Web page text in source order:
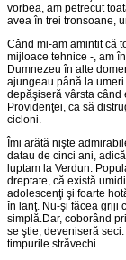
vorbea, am petrecut
avea în trei tronsoane,
Când mi-am amintit că
mijloace tehnice -, am
Dumnezeu în alte
ajungeau până la
depăşiseră vârsta când
Providenţei, ca să
cicloni.
Îmi arătă nişte
datau de cinci ani,
luptam la Verdun.
dreptate, că există
adolescenţi şi foarte
în lanţ. Nu-şi făcea griji
simplă.Dar, coborând
se ştie, deveniseră
timpurile străvechi.